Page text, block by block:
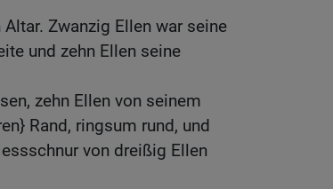
Zwanzig Ellen war seine
und zehn Ellen seine
zehn Ellen von seinem
Rand, ringsum rund, und
von dreißig Ellen